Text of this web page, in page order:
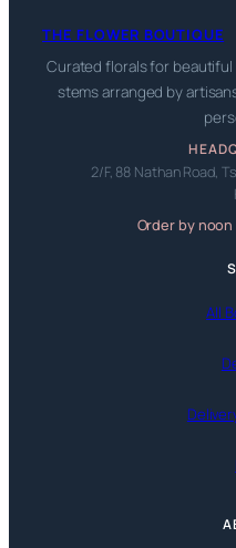
THE FLOWER BOUTIQUE
Curated florals for
stems arranged by
2/F, 88 Nathan Road,
Order by noon
All